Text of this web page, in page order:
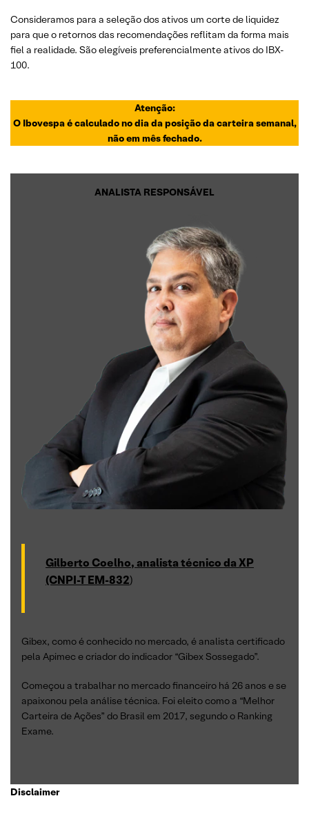
Consideramos para a seleção dos ativos um corte de liquidez
para que o retornos das recomendações reflitam da forma mais
fiel a realidade. São elegíveis preferencialmente ativos do IBX-
100.
Atenção:
O Ibovespa é calculado no dia da posição da carteira semanal,
não em mês fechado.
ANALISTA RESPONSÁVEL
Gilberto Coelho, analista técnico da XP
(CNPI-T EM-832)
Gibex, como é conhecido no mercado, é analista certificado
pela Apimec e criador do indicador “Gibex Sossegado”.
Começou a trabalhar no mercado financeiro há 26 anos e se
apaixonou pela análise técnica. Foi eleito como a “Melhor
Carteira de Ações” do Brasil em 2017, segundo o Ranking
Exame.
Disclaimer